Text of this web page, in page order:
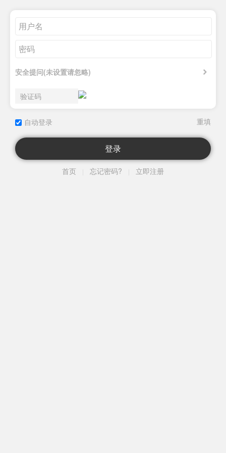
安全提问(未设置请忽略)
自动登录
登录
首页 忘记密码? 立即注册